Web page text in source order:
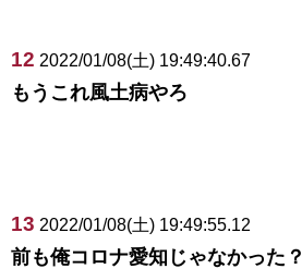
12 2022/01/08(土) 19:49:40.67
もうこれ風土病やろ
13 2022/01/08(土) 19:49:55.12
前も俺コロナ愛知じゃなかった？